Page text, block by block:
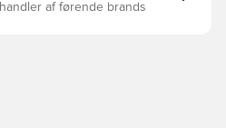
af førende brands